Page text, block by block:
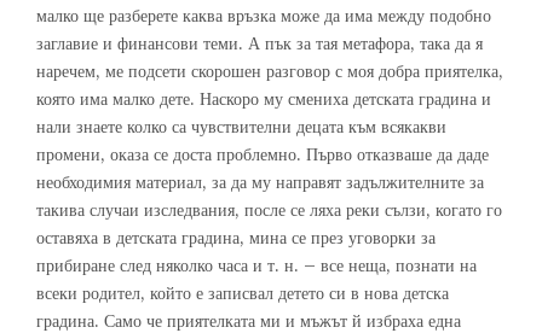
малко ще разберете каква връзка може да има между подобно
заглавие и финансови теми. А пък за тая метафора, така да я
наречем, ме подсети скорошен разговор с моя добра приятелка,
която има малко дете. Наскоро му смениха детската градина и
нали знаете колко са чувствителни децата към всякакви
промени, оказа се доста проблемно. Първо отказваше да даде
необходимия материал, за да му направят задължителните за
такива случаи изследвания, после се ляха реки сълзи, когато го
оставяха в детската градина, мина се през уговорки за
прибиране след няколко часа и т. н. – все неща, познати на
всеки родител, който е записвал детето си в нова детска
градина. Само че приятелката ми и мъжът й избраха една